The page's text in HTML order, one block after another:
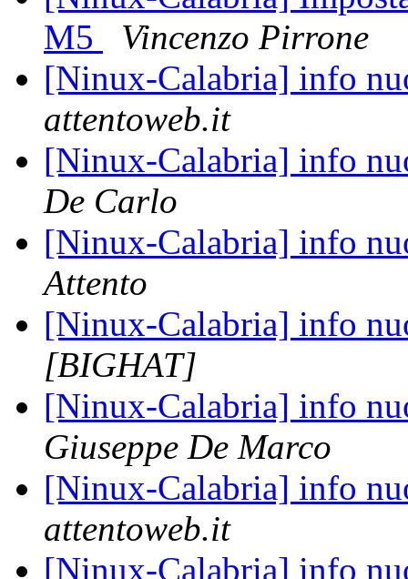
M5
Vincenzo Pirrone
[Ninux-Calabria] info
attentoweb.it
[Ninux-Calabria] info
De Carlo
[Ninux-Calabria] info
Attento
[Ninux-Calabria] info
[BIGHAT]
[Ninux-Calabria] info
Giuseppe De Marco
[Ninux-Calabria] info
attentoweb.it
[Ninux-Calabria] info